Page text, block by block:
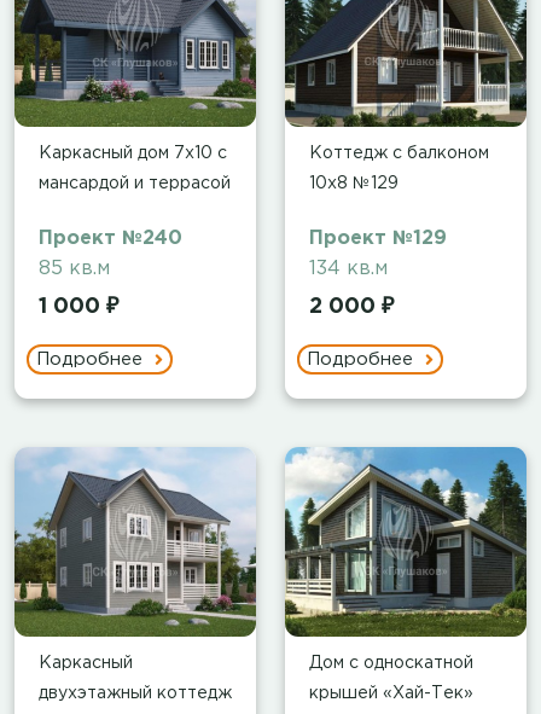
Каркасный дом 7х10 с
мансардой и террасой
Проект №240
85 кв.м
1 000 ₽
Подробнее
Коттедж с балконом
10х8 №129
Проект №129
134 кв.м
2 000 ₽
Подробнее
Каркасный
двухэтажный коттедж
Дом с односкатной
крышей «Хай-Тек»